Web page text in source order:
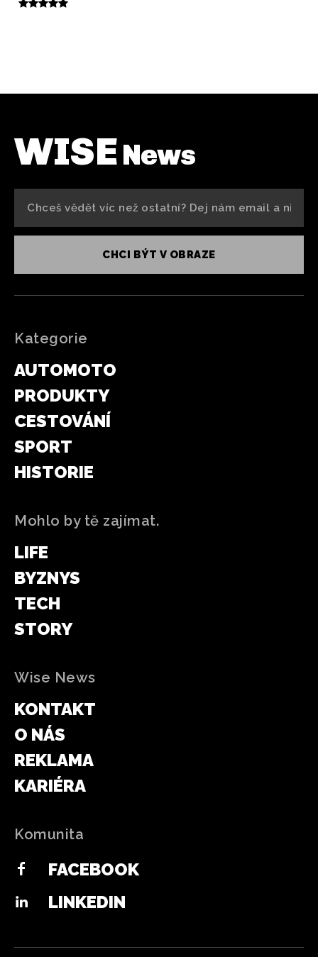
WISENews
CHCI BÝT V OBRAZE
Kategorie
AUTOMOTO
PRODUKTY
CESTOVÁNÍ
SPORT
HISTORIE
Mohlo by tě zajímat.
LIFE
BYZNYS
TECH
STORY
Wise News
KONTAKT
O NÁS
REKLAMA
KARIÉRA
Komunita
FACEBOOK
LINKEDIN